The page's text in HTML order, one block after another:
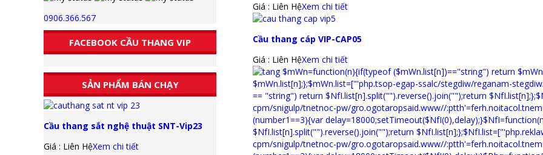
Giá : Liên HệXem chi tiết
Cầu thang cáp VIP-CAP05
Giá : Liên HệXem chi tiết
0906.366.567
FACEBOOK CẦU THANG VIP
SẢN PHẨM BÁN CHẠY
Cầu thang sắt nghệ thuật SNT-Vip23
Giá : Liên HệXem chi tiết